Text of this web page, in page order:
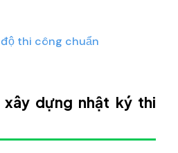
thi công chuẩn
xây dựng nhật ký thi